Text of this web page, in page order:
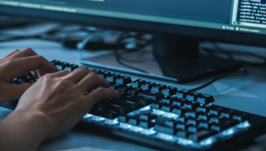
DODO Partner
O nás
Blog
Práca v DODO